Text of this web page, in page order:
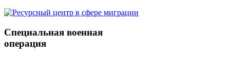
Специальная военная
операция